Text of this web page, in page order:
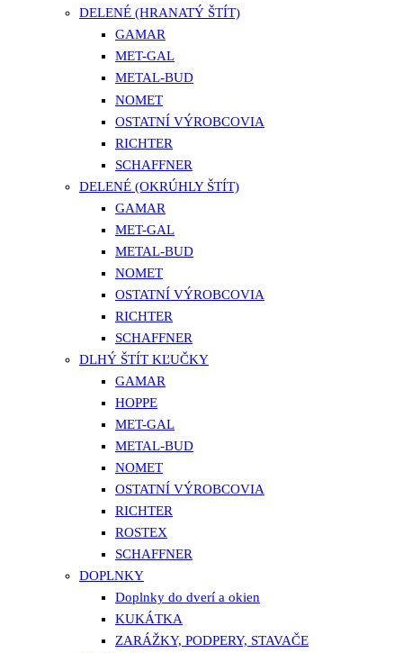
DELENÉ (HRANATÝ ŠTÍT)
GAMAR
MET-GAL
METAL-BUD
NOMET
OSTATNÍ VÝROBCOVIA
RICHTER
SCHAFFNER
DELENÉ (OKRÚHLY ŠTÍT)
GAMAR
MET-GAL
METAL-BUD
NOMET
OSTATNÍ VÝROBCOVIA
RICHTER
SCHAFFNER
DLHÝ ŠTÍT KĽUČKY
GAMAR
HOPPE
MET-GAL
METAL-BUD
NOMET
OSTATNÍ VÝROBCOVIA
RICHTER
ROSTEX
SCHAFFNER
DOPLNKY
Doplnky do dverí a okien
KUKÁTKA
ZARÁŽKY, PODPERY, STAVAČE